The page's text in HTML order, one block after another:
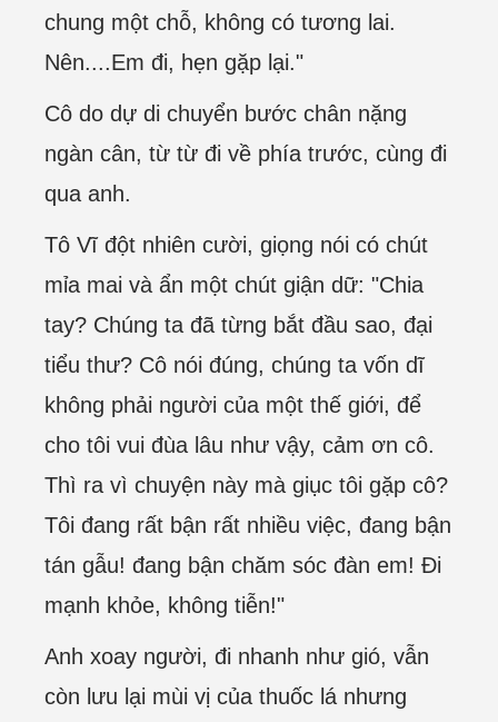
chung một chỗ, không có tương lai.
Nên....Em đi, hẹn gặp lại."
Cô do dự di chuyển bước chân nặng
ngàn cân, từ từ đi về phía trước, cùng đi
qua anh.
Tô Vĩ đột nhiên cười, giọng nói có chút
mỉa mai và ẩn một chút giận dữ: "Chia
tay? Chúng ta đã từng bắt đầu sao, đại
tiểu thư? Cô nói đúng, chúng ta vốn dĩ
không phải người của một thế giới, để
cho tôi vui đùa lâu như vậy, cảm ơn cô.
Thì ra vì chuyện này mà giục tôi gặp cô?
Tôi đang rất bận rất nhiều việc, đang bận
tán gẫu! đang bận chăm sóc đàn em! Đi
mạnh khỏe, không tiễn!"
Anh xoay người, đi nhanh như gió, vẫn
còn lưu lại mùi vị của thuốc lá nhưng